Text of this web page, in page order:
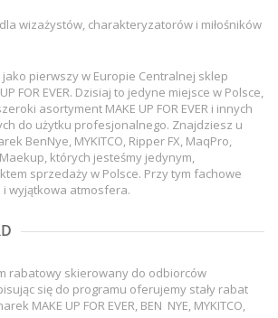
wizażystów, charakteryzatorów i miłośników
jako pierwszy w Europie Centralnej sklep
FOR EVER. Dzisiaj to jedyne miejsce w Polsce,
asortyment MAKE UP FOR EVER i innych
do użytku profesjonalnego. Znajdziesz u
BenNye, MYKITCO, Ripper FX, MaqPro,
których jesteśmy jedynym,
sprzedaży w Polsce. Przy tym fachowe
wyjątkowa atmosfera.
rabatowy skierowany do odbiorców
się do programu oferujemy stały rabat
MAKE UP FOR EVER, BEN NYE, MYKITCO,